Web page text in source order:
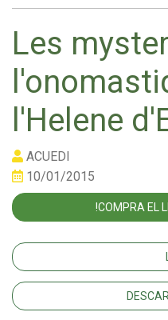
Les
l'Helene
ACUEDI
10/01/2015
!COMPRA EL